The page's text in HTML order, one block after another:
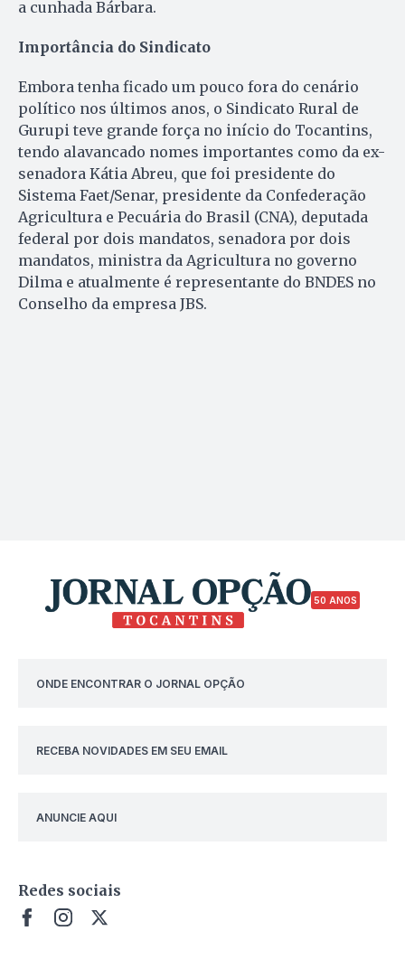
a cunhada Bárbara.
Importância do Sindicato
Embora tenha ficado um pouco fora do cenário
político nos últimos anos, o Sindicato Rural de
Gurupi teve grande força no início do Tocantins,
tendo alavancado nomes importantes como da ex-
senadora Kátia Abreu, que foi presidente do
Sistema Faet/Senar, presidente da Confederação
Agricultura e Pecuária do Brasil (CNA), deputada
federal por dois mandatos, senadora por dois
mandatos, ministra da Agricultura no governo
Dilma e atualmente é representante do BNDES no
Conselho da empresa JBS.
50 ANOS
ONDE ENCONTRAR O JORNAL OPÇÃO
RECEBA NOVIDADES EM SEU EMAIL
ANUNCIE AQUI
Redes sociais